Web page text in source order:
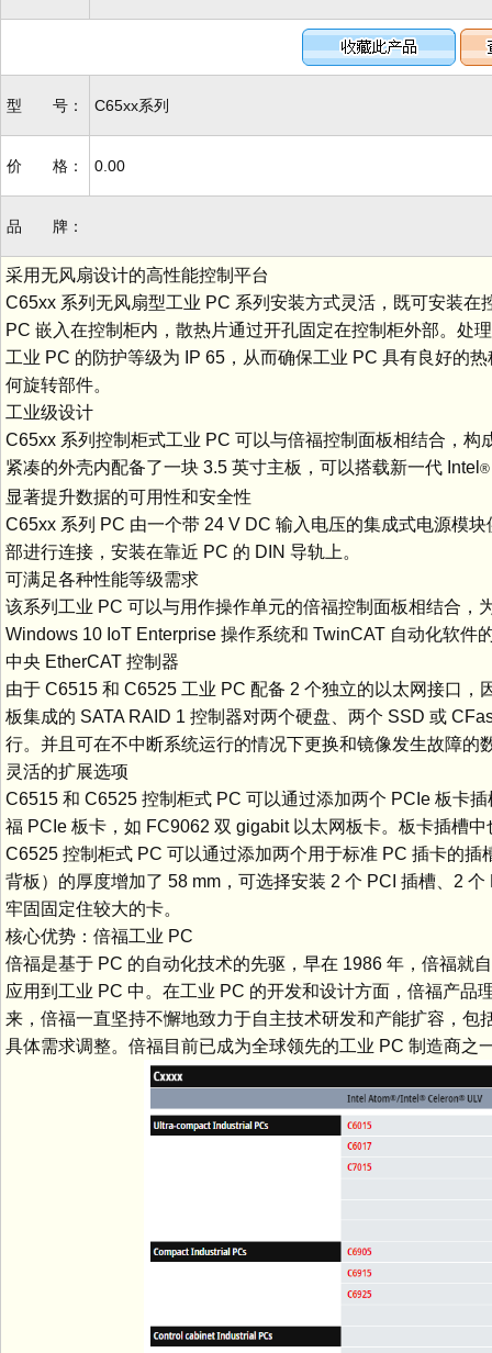
型 号： C65xx系列
价 格： 0.00
品 牌：
采用无风扇设计的高性能控制平台
C65xx 系列无风扇型工业 PC 系列安装方式灵活，既可安装
PC 嵌入在控制柜内，散热片通过开孔固定在控制柜外部。处
工业 PC 的防护等级为 IP 65，从而确保工业 PC 具有良好的
何旋转部件。
工业级设计
C65xx 系列控制柜式工业 PC 可以与倍福控制面板相结合，
紧凑的外壳内配备了一块 3.5 英寸主板，可以搭载新一代 Intel ®
显著提升数据的可用性和安全性
C65xx 系列 PC 由一个带 24 V DC 输入电压的集成式电源模
部进行连接，安装在靠近 PC 的 DIN 导轨上。
可满足各种性能等级需求
该系列工业 PC 可以与用作操作单元的倍福控制面板相结合
Windows 10 IoT Enterprise 操作系统和 TwinCAT 自动化软件
中央 EtherCAT 控制器
由于 C6515 和 C6525 工业 PC 配备 2 个独立的以太网接口
板集成的 SATA RAID 1 控制器对两个硬盘、两个 SSD 或
行。并且可在不中断系统运行的情况下更换和镜像发生故障的
灵活的扩展选项
C6515 和 C6525 控制柜式 PC 可以通过添加两个 PCIe 板卡
福 PCIe 板卡，如 FC9062 双 gigabit 以太网板卡。板卡插槽
C6525 控制柜式 PC 可以通过添加两个用于标准 PC 插卡的
背板）的厚度增加了 58 mm，可选择安装 2 个 PCI 插槽、2
牢固固定住较大的卡。
核心优势：倍福工业 PC
倍福是基于 PC 的自动化技术的先驱，早在 1986 年，倍福就
应用到工业 PC 中。在工业 PC 的开发和设计方面，倍福产
来，倍福一直坚持不懈地致力于自主技术研发和产能扩容，
具体需求调整。倍福目前已成为全球领先的工业 PC 制造商之